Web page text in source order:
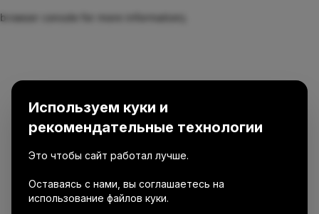
browser console for more information)
Используем куки и
рекомендательные технологии
Это чтобы сайт работал лучше.
Оставаясь с нами, вы соглашаетесь на
использование файлов куки.